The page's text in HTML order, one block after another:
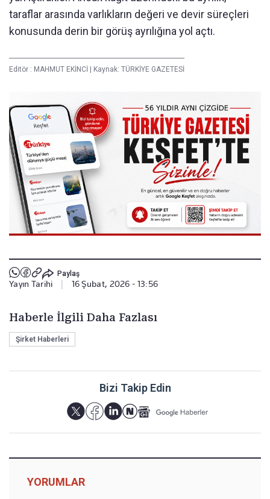
taraflar arasında varlıkların değeri ve devir süreçleri
konusunda derin bir görüş ayrılığına yol açtı.
Editör : MAHMUT EKİNCİ | Kaynak: TÜRKİYE GAZETESİ
Paylaş
Yayın Tarihi 16 Şubat, 2026 - 13:56
Haberle İlgili Daha Fazlası
Şirket Haberleri
Bizi Takip Edin
YORUMLAR